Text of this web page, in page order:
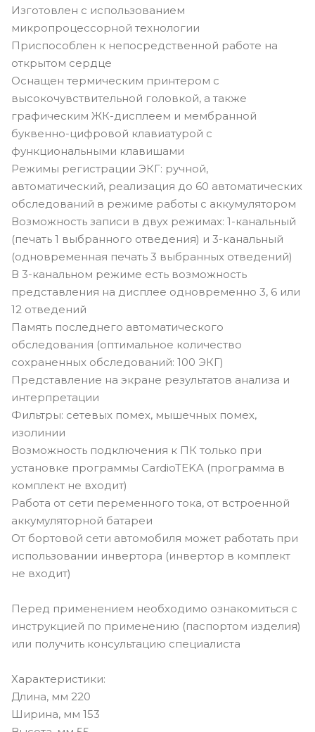
Изготовлен с использованием
микропроцессорной технологии
Приспособлен к непосредственной работе на
открытом сердце
Оснащен термическим принтером с
высокочувствительной головкой, а также
графическим ЖК-дисплеем и мембранной
буквенно-цифровой клавиатурой с
функциональными клавишами
Режимы регистрации ЭКГ: ручной,
автоматический, реализация до 60 автоматических
обследований в режиме работы с аккумулятором
Возможность записи в двух режимaх: 1-канальный
(печать 1 выбранного отведения) и 3-канальный
(одновременная печать 3 выбранных отведений)
В 3-канальном режиме есть возможность
представления на дисплее одновременно 3, 6 или
12 отведений
Память последнего автоматического
обследования (оптимальное количество
сохраненных обследований: 100 ЭКГ)
Представление на экране результатов анализа и
интерпретации
Фильтры: сетевых помех, мышечных помех,
изолинии
Возможность подключения к ПК только при
установке программы CardioTEKA (программа в
комплект не входит)
Работа от сети переменного тока, от встроенной
аккумуляторной батареи
От бортовой сети автомобиля может работать при
использовании инвертора (инвертор в комплект
не входит)
Перед применением необходимо ознакомиться с
инструкцией по применению (паспортом изделия)
или получить консультацию специалиста
Характеристики:
Длина, мм 220
Ширина, мм 153